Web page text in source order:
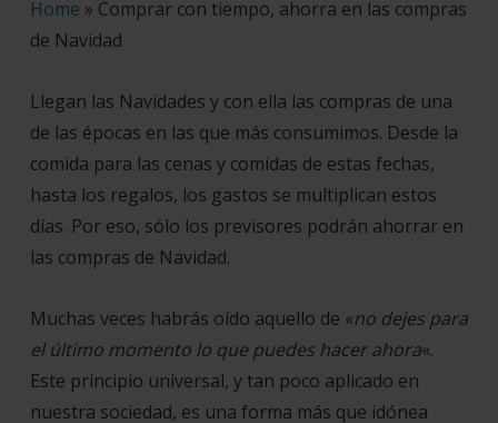
Home » Comprar con tiempo, ahorra en las compras
de Navidad
Llegan las Navidades y con ella las compras de una
de las épocas en las que más consumimos. Desde la
comida para las cenas y comidas de estas fechas,
hasta los regalos, los gastos se multiplican estos
días. Por eso, sólo los previsores podrán ahorrar en
las compras de Navidad.
Muchas veces habrás oído aquello de «no dejes para
el último momento lo que puedes hacer ahora«.
Este principio universal, y tan poco aplicado en
nuestra sociedad, es una forma más que idónea